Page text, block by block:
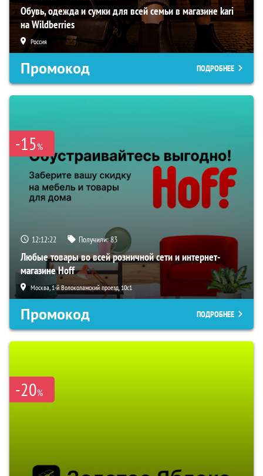
Обувь, одежда и сумки для всей семьи в магазине kari
на Wildberries
Россия
Промокод ПОДРОБНЕЕ
-15%
12:12:21 Получили:83
Любые товары во всей розничной сети и интернет-
магазине Hoff
Москва, 1-й Волоколамский проезд, 10с1
Промокод ПОДРОБНЕЕ
-20%